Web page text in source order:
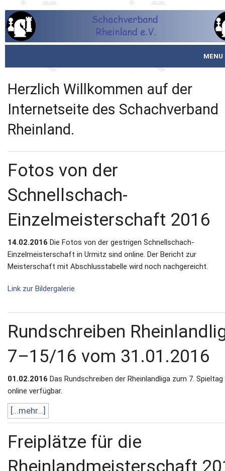
MENU
über den SVR
Spielbetrieb
Schachjugend
Meistertafel
Fotos
Service
Newsletter
Kontakt
Impressum
Datenschutz
Herzlich Willkommen auf der
Internetseite des Schachverband
Rheinland.
Fotos von der
Schnellschach-
Einzelmeisterschaft 2016
14.02.2016 Die Fotos von der gestrigen Schnellschach-
Einzelmeisterschaft in Urmitz sind online. Der Bericht zur
Meisterschaft mit Abschlusstabelle wird noch nachgereicht.
Link zur Bildergalerie
Rundschreiben
7–15/16 vom 31.01.2016
01.02.2016 Das Rundschreiben der Rheinlandliga zum 7.
online verfügbar.
[...mehr...]
Freiplätze für die
Rheinlandmeisterschaft